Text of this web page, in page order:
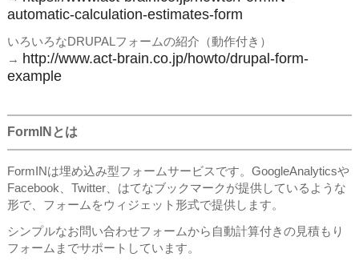
automatic-calculation-estimates-form
いろいろなDRUPALフォームの紹介（動作付き）
→ http://www.act-brain.co.jp/howto/drupal-form-
example
FormINとは
FormINは埋め込み型フォームサービスです。GoogleAnalyticsや
Facebook、Twitter、はてなブックマークが提供しているような
形で、フォームをウィジェット形式で提供します。
シンプルなお問い合わせフォームから自動計算付きの見積もり
フォームまでサポートしています。